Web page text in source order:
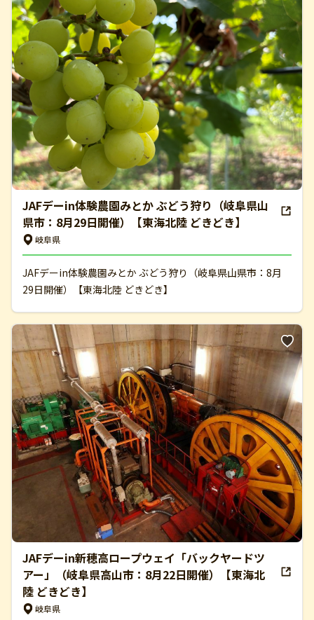
JAFデーin体験農園みとか ぶどう狩り（岐阜県山
県市：8月29日開催）【東海北陸 どきどき】
岐阜県
JAFデーin体験農園みとか ぶどう狩り（岐阜県山県市：8月
29日開催）【東海北陸 どきどき】
JAFデーin新穂高ロープウェイ「バックヤードツ
アー」（岐阜県高山市：8月22日開催）【東海北
陸 どきどき】
岐阜県